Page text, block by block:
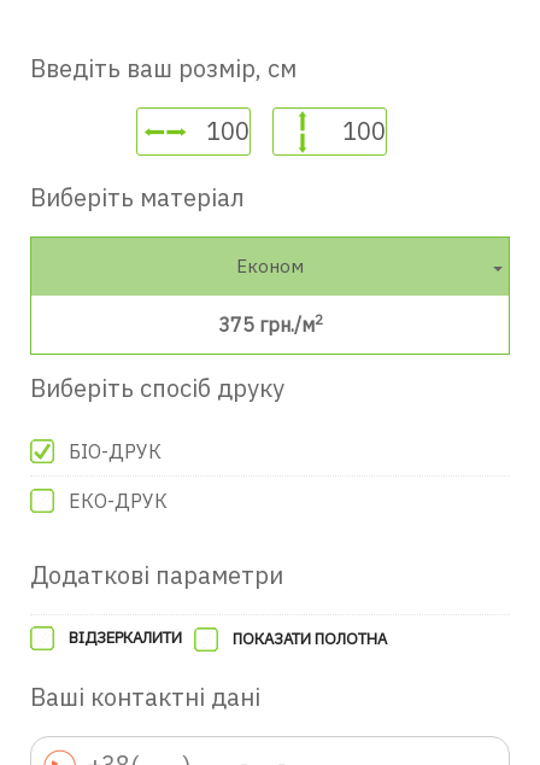
Введіть ваш розмір, см
Виберіть матеріал
Економ
375 грн./м2
Виберіть спосіб друку
БІО-ДРУК
ЕКО-ДРУК
Додаткові параметри
ВІДЗЕРКАЛИТИ ПОКАЗАТИ ПОЛОТНА
Ваші контактні дані